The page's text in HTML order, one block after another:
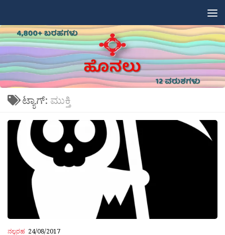
ಟ್ಯಾಗ್: ಮುಕ್ತಿ
ನಲ್ಬರಹ 24/08/2017